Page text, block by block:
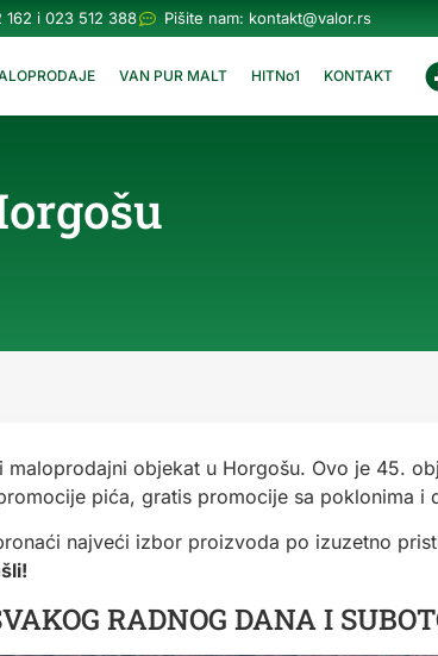
162 i 023 512 388 Pišite nam: kontakt@valor.rs
VAN PUR MALT HITNo1 KONTAKT
objekat u Horgošu. Ovo je 45.
pića, gratis promocije sa poklonima
najveći izbor proizvoda po izuzetno
RADNOG DANA I